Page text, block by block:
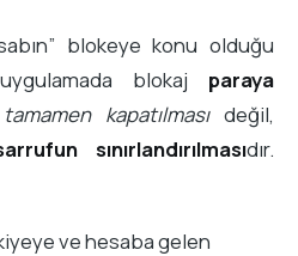
blokeye konu olduğu
blokaj paraya
kapatılmasıdeğil,
sınırlandırılmasıdır.
ve hesaba gelen